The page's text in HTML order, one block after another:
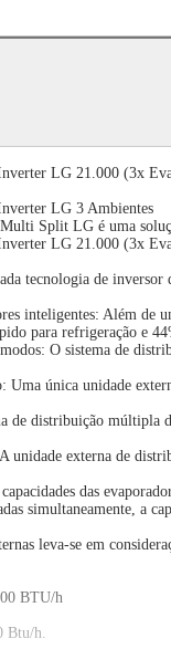
LG 21.000 (3x
LG 3 Ambientes
Split LG é uma
LG 21.000 (3x
tecnologia de
inteligentes: Além de
para refrigeração e
O sistema de
única unidade
de distribuição múltipla
unidade externa de
das
simultaneamente, a
leva-se em
BTU/h
Btu/h.